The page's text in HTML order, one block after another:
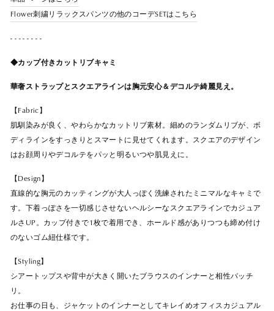
Flower刺繍リラックスパンツの他のコーデSETはこちら
- - - - - - - -
◆カップ付きカットリブキャミ
華奢ストラップとスクエアラインは胸元安心＆デコルテ綺麗見え。
【Fabric】
肌馴染みが良く、やわらかなカットリブ素材。細めのランダムリブが、ボ
ディラインをすっきりとスマートに見せてくれます。スクエアのデザイン
はお顔周りやデコルテをパッと明るいつや肌見えに。
【Design】
直線的な胸元のカッティングが大人っぽく洗練されたミニマルなキャミで
す。下着っぽさを一切感じさせないヘルシーなスクエアラインでカジュア
ルさUP。カップ付きで1枚で着用でき、ホールド感がありつつも締め付け
のないゴム紐仕様です。
【Styling】
シアートップスや背中が大きく開いたブラウスのインナーと相性バッチ
リ。
お仕事の日も、ジャケットのインナーとしてキレイめオフィスカジュアル